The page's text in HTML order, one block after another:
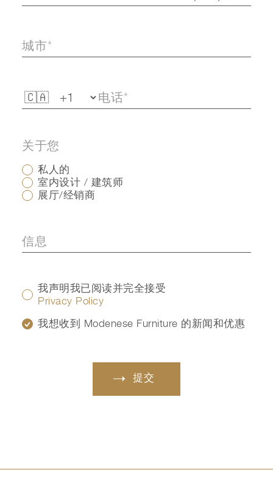
关于您
私人的
室内设计 / 建筑师
展厅/经销商
我声明我已阅读并完全接受
Privacy Policy
我想收到 Modenese Furniture 的新闻和优惠
提交